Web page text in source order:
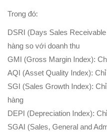
Trong đó:
DSRI (Days Sales
hàng so với doanh thu
GMI (Gross Margin Index):
AQI (Asset Quality Index):
SGI (Sales Growth Index):
hàng
DEPI (Depreciation Index):
SGAI (Sales, General and